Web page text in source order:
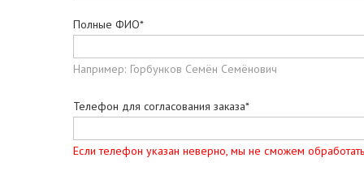
Полные ФИО*
Например: Горбунков Семён Семёнович
Телефон для согласования заказа*
Если телефон указан неверно, мы не сможем